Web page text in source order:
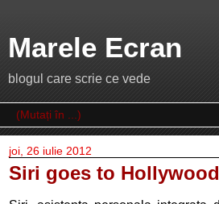
Marele Ecran
blogul care scrie ce vede
joi, 26 iulie 2012
Siri goes to Hollywood